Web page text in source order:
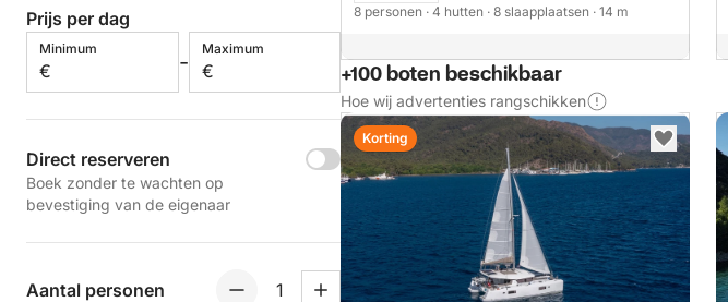
Prijs per dag
Minimum
€ -
Maximum
€
Direct reserveren
Boek zonder te wachten op
bevestiging van de eigenaar
Aantal personen
8 personen · 4 hutten · 8 slaapplaatsen · 14 m
+100 boten beschikbaar
Hoe wij advertenties rangschikken
Korting